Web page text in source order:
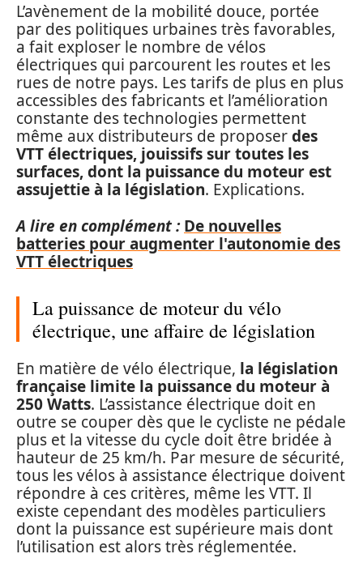
L’avènement de la mobilité douce, portée
par des politiques urbaines très favorables,
a fait exploser le nombre de vélos
électriques qui parcourent les routes et les
rues de notre pays. Les tarifs de plus en plus
accessibles des fabricants et l’amélioration
constante des technologies permettent
même aux distributeurs de proposerdes
VTT électriques, jouissifs sur toutes les
surfaces, dont la puissance du moteur est
assujettie à la législation. Explications.
A lire en complément : De nouvelles
batteries pour augmenter l'autonomie des
VTT électriques
La puissance de moteur du vélo
électrique, une affaire de législation
En matière de vélo électrique, la législation
française limite la puissance du moteur à
250 Watts. L’assistance électrique doit en
outre se couper dès que le cycliste ne pédale
plus et la vitesse du cycle doit être bridée à
hauteur de 25 km/h. Par mesure de sécurité,
tous les vélos à assistance électrique doivent
répondre à ces critères, même les VTT. Il
existe cependant des modèles particuliers
dont la puissance est supérieure mais dont
l’utilisation est alors très réglementée.